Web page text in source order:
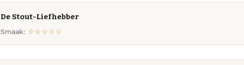
De Stout-Liefhebber
Smaak: ☆☆☆☆☆